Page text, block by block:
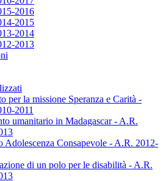
2016
2015
2014
2013
per la missione Speranza e Carità -
2011
umanitario in Madagascar - A.R.
Adolescenza Consapevole - A.R. 2012-
di un polo per le disabilità - A.R.